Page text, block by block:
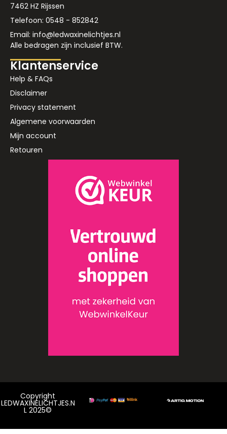
7462 HZ Rijssen
Telefoon: 0548 - 852842
Email: info@ledwaxinelichtjes.nl
Alle bedragen zijn inclusief BTW.
Klantenservice
Help & FAQs
Disclaimer
Privacy statement
Algemene voorwaarden
Mijn account
Retouren
Copyright
LEDWAXINELICHTJES.N
L 2025©